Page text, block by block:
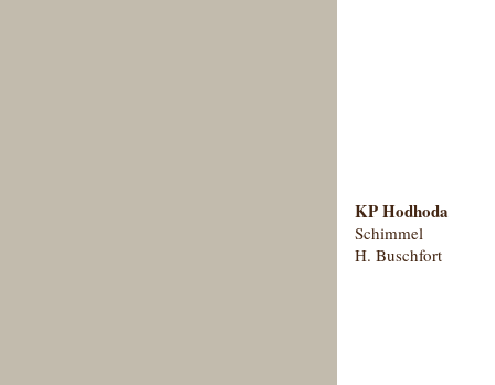
KP Hodhoda
Schimmel
H. Buschfort